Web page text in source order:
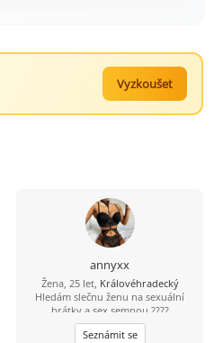
Vyzkoušet
annyxx
Žena, 25 let, Královéhradecký
Hledám slečnu ženu na sexuální
hrátky a sex semnou ????
Seznámit se